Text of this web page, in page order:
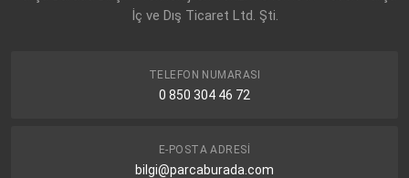
İç ve Dış Ticaret Ltd. Şti.
TELEFON NUMARASI
0 850 304 46 72
E-POSTA ADRESI
bilgi@parcaburada.com